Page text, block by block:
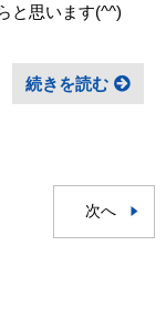
思います(^^) ㅤ
続きを読む
次へ